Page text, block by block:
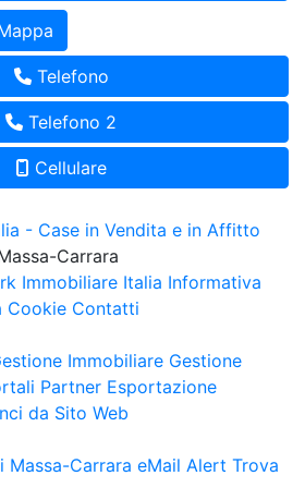
Telefono
Telefono 2
Cellulare
Carrara
Immobiliare Italia Informativa
Cookie Contatti
Immobiliare Gestione
Partner Esportazione
da Sito Web
Massa-Carrara eMail Alert Trova